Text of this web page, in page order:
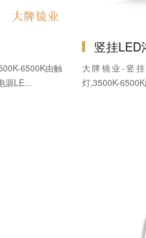
6500K由触
源LE...
竖挂LED
大牌镜业-竖
灯,3500K-